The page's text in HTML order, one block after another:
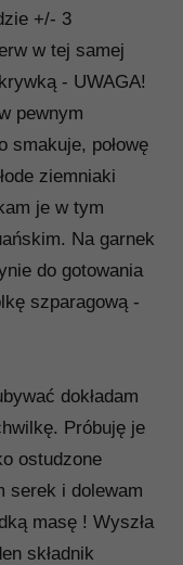
+/- 3
w tej samej
- UWAGA!
pewnym
smakuje, połowę
ziemniaki
je w tym
Na garnek
do gotowania
szparagową -
dokładam
Próbuję je
ostudzone
serek i dolewam
masę ! Wyszła
składnik